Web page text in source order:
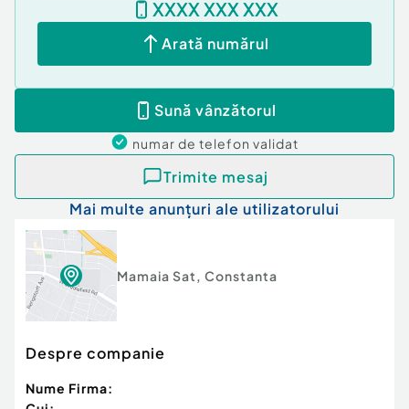
Pentru detalii suplimentare sau programarea unei
vizionări, vă rugăm să ne contactați.
Id intern: P222639
Confort:1
Bloc de apartamente
Număr Băi:1
Comision cumpărător:0%
XXXX XXX XXX
Arată numărul
Sună vânzătorul
numar de telefon validat
Trimite mesaj
Mai multe anunțuri ale utilizatorului
Mamaia Sat, Constanta
Despre companie
Nume Firma: